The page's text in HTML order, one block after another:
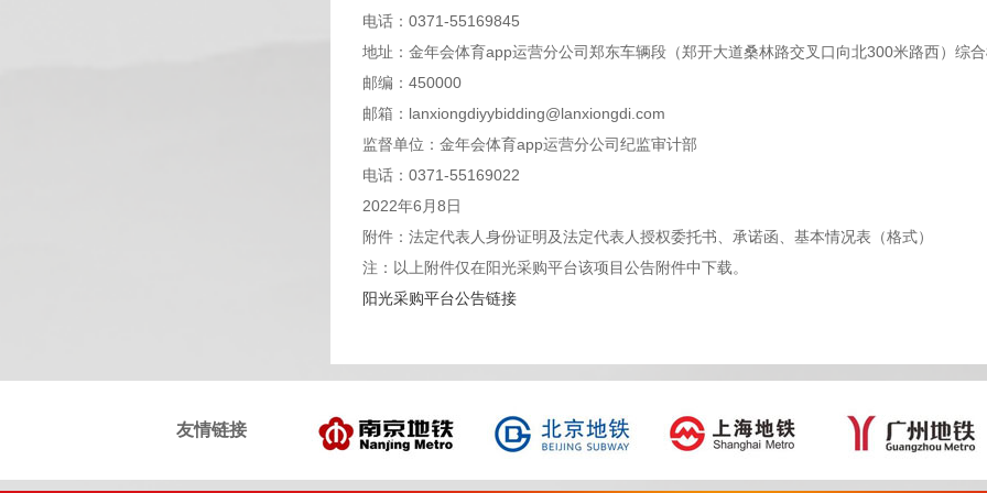
电话：0371-55169845
地址：金年会体育app运营分公司郑东车辆段（郑开大道桑林路交叉口向北300米路西）综
邮编：450000
邮箱：lanxiongdiyybidding@lanxiongdi.com
监督单位：金年会体育app运营分公司纪监审计部
电话：0371-55169022
2022年6月8日
附件：法定代表人身份证明及法定代表人授权委托书、承诺函、基本情况表（格式）
注：以上附件仅在阳光采购平台该项目公告附件中下载。
阳光采购平台公告链接
友情链接